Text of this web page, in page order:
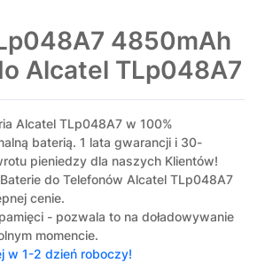
4850mAh
Alcatel TLp048A7
Alcatel TLp048A7 w 100%
baterią. 1 lata gwarancji i 30-
pieniedzy dla naszych Klientów!
do Telefonów Alcatel TLp048A7
cenie.
- pozwala to na doładowywanie
momencie.
w 1-2 dzień roboczy!